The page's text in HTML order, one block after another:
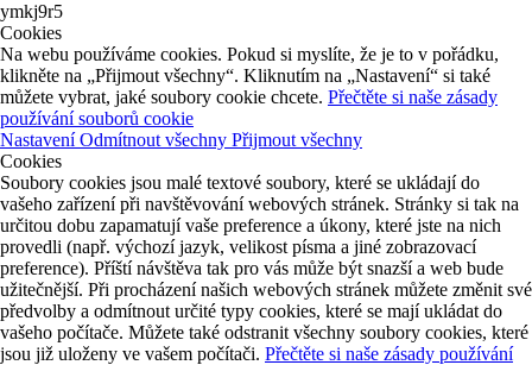
ymkj9r5
Cookies
Na webu používáme cookies. Pokud si myslíte, že je to v pořádku,
klikněte na „Přijmout všechny“. Kliknutím na „Nastavení“ si také
můžete vybrat, jaké soubory cookie chcete. Přečtěte si naše zásady
používání souborů cookie
NastaveníOdmítnout všechny Přijmout všechny
Cookies
Soubory cookies jsou malé textové soubory, které se ukládají do
vašeho zařízení při navštěvování webových stránek. Stránky si tak na
určitou dobu zapamatují vaše preference a úkony, které jste na nich
provedli (např. výchozí jazyk, velikost písma a jiné zobrazovací
preference). Příští návštěva tak pro vás může být snazší a web bude
užitečnější. Při procházení našich webových stránek můžete změnit své
předvolby a odmítnout určité typy cookies, které se mají ukládat do
vašeho počítače. Můžete také odstranit všechny soubory cookies, které
jsou již uloženy ve vašem počítači. Přečtěte si naše zásady používání